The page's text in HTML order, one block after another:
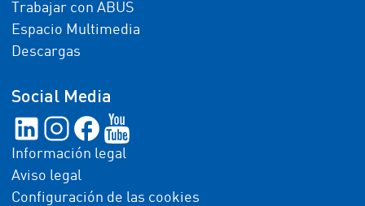
Trabajar con ABUS
Espacio Multimedia
Descargas
Social Media
Información legal
Aviso legal
Configuración de las cookies